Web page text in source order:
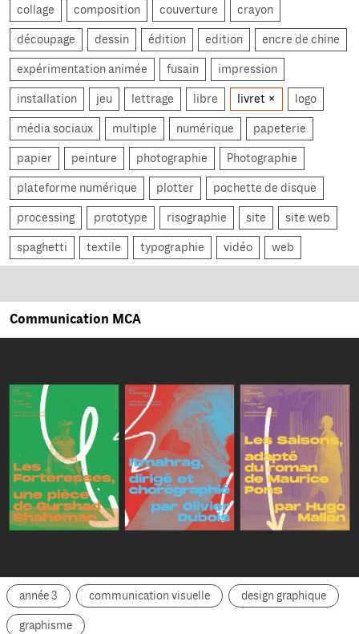
collage composition couverture crayon
découpage dessin édition edition encre de chine
expérimentation animée fusain impression
installation jeu lettrage libre livret logo
média sociaux multiple numérique papeterie
papier peinture photographie Photographie
plateforme numérique plotter pochette de disque
processing prototype risographie site site web
spaghetti textile typographie vidéo web
Communication MCA
année 3 communication visuelle design graphique
graphisme